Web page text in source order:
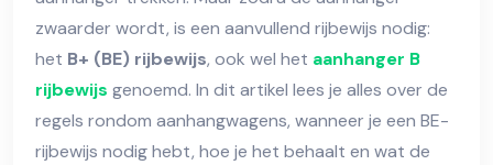
zwaarder wordt, is een aanvullend rijbewijs nodig:
het B+ (BE) rijbewijs, ook wel het aanhanger B
rijbewijs genoemd. In dit artikel lees je alles over de
regels rondom aanhangwagens, wanneer je een BE-
rijbewijs nodig hebt, hoe je het behaalt en wat de